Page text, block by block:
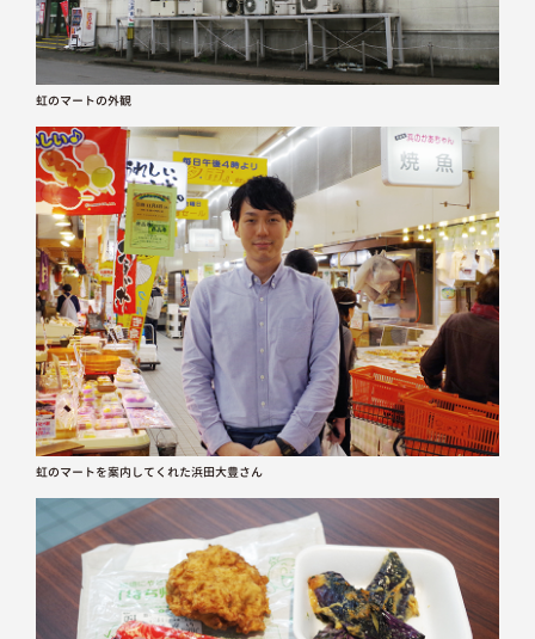
虹のマートの外観
虹のマートを案内してくれた浜田大豊さん